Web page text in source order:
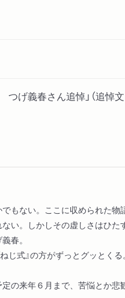
げ義春さん追悼」（追悼
を悼む」（コメント：松田
もない。ここに収められた物
い。しかしその虚しさはひた
春。
じ式』の方がずっとグッとくる。
の来年６月まで、苦悩とか悲